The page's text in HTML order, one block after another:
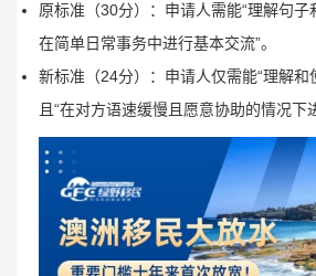
原标准（30分）：申请人需能“理解句子
在简单日常事务中进行基本交流”。
新标准（24分）：申请人仅需能“理解和
且“在对方语速缓慢且愿意协助的情况下